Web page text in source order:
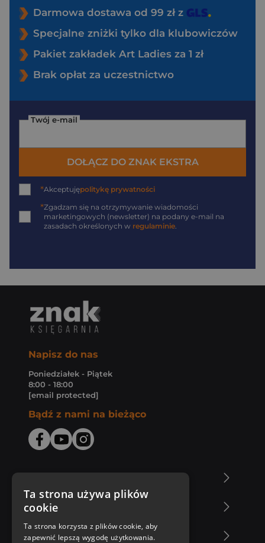
Darmowa dostawa od 99 zł z
Specjalne zniżki tylko dla klubowiczów
Pakiet zakładek Art Ladies za 1 zł
Brak opłat za uczestnictwo
Twój e-mail
DOŁĄCZ DO ZNAK EKSTRA
*Akceptujępolitykę prywatności
*Zgadzam się na otrzymywanie wiadomości
marketingowych (newsletter) na podany e-mail na
zasadach określonych w regulaminie
Napisz do nas
Poniedziałek - Piątek
8:00 - 18:00
[email protected]
Bądź z nami na bieżąco
Zakupy u nas
Nasza oferta
Ta strona używa plików
cookie
Ta strona korzysta z plików cookie, aby
zapewnić lepszą wygodę użytkowania.